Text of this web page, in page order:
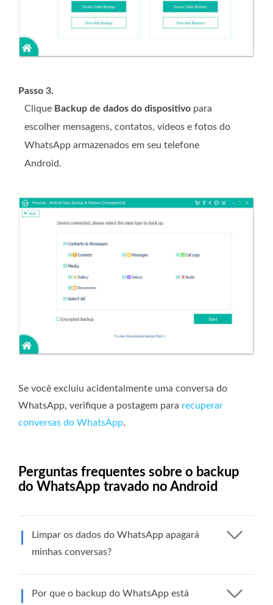
Passo 3.
Clique Backup de dados do dispositivo para
escolher mensagens, contatos, vídeos e fotos do
WhatsApp armazenados em seu telefone
Android.
Se você excluiu acidentalmente uma conversa do
WhatsApp, verifique a postagem para recuperar
conversas do WhatsApp.
Perguntas frequentes sobre o backup
do WhatsApp travado no Android
Limpar os dados do WhatsApp apagará
minhas conversas?
Por que o backup do WhatsApp está